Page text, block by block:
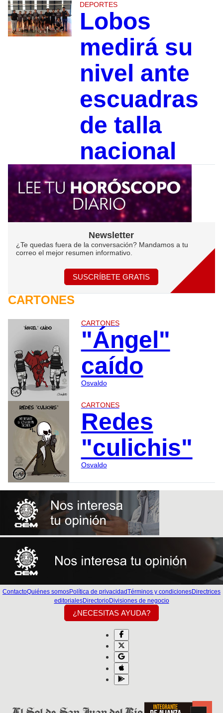
DEPORTES
Lobos
medirá su
nivel ante
escuadras
de talla
nacional
Newsletter
¿Te quedas fuera de la conversación? Mandamos a tu
correo el mejor resumen informativo.
SUSCRÍBETE GRATIS
CARTONES
CARTONES
"Ángel"
caído
Osvaldo
CARTONES
Redes
"culichis"
Osvaldo
ContactoQuiénes somosPolítica de privacidadTérminos y condicionesDirectrices
editorialesDirectorioDivisiones de negocio
¿NECESITAS AYUDA?